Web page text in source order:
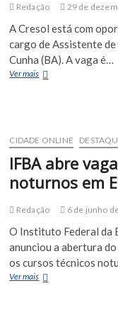
Cunha
Redação 29 de
A Cresol está com
cargo de Assistente
Cunha (BA). A vaga é…
Ver maisCresol
de
Negócios
em
da
CIDADE ONLINE
IFBA abre
noturnos em
Redação 6 de junho
O Instituto Federal da
anunciou a abertura
os cursos técnicos
Ver maisIFBA